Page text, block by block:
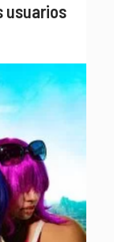
usuarios